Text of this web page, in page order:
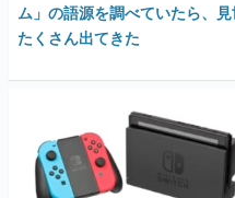
運営：株式会社マレ
ム」の語源を調べていたら、
たくさん出てきた